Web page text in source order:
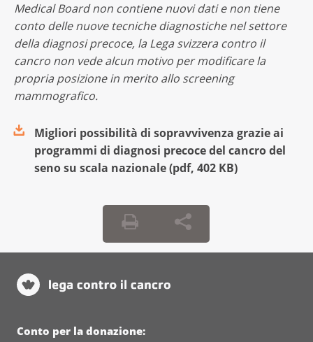
Medical Board non contiene nuovi dati e non tiene
conto delle nuove tecniche diagnostiche nel settore
della diagnosi precoce, la Lega svizzera contro il
cancro non vede alcun motivo per modificare la
propria posizione in merito allo screening
mammografico.
Migliori possibilità di sopravvivenza grazie ai
programmi di diagnosi precoce del cancro del
seno su scala nazionale(pdf, 402 KB)
Conto per la donazione: